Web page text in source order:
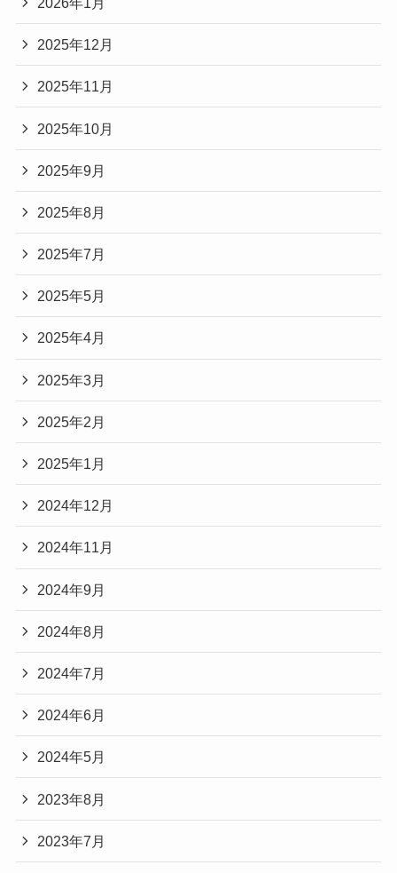
2025年12月
2025年11月
2025年10月
2025年9月
2025年8月
2025年7月
2025年5月
2025年4月
2025年3月
2025年2月
2025年1月
2024年12月
2024年11月
2024年9月
2024年8月
2024年7月
2024年6月
2024年5月
2023年8月
2023年7月